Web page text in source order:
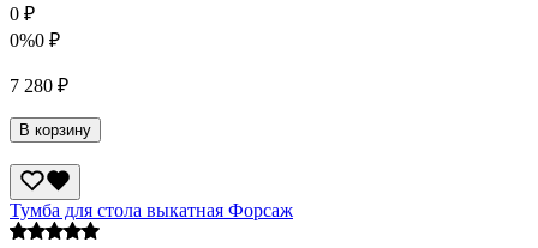
0 ₽
0%0 ₽
7 280 ₽
В корзину
Тумба для стола выкатная Форсаж